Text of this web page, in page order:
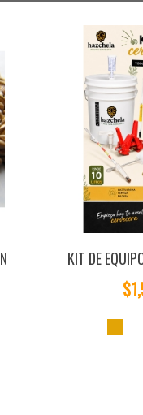
KIT DE